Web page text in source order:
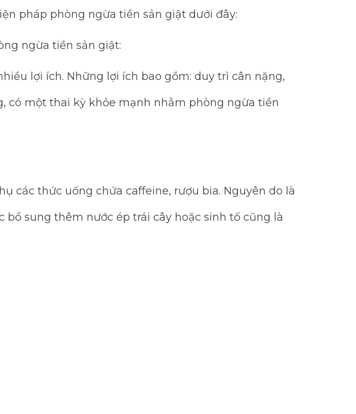
pháp phòng ngừa tiền sản giật dưới đây:
ngừa tiền sản giật:
lợi ích. Những lợi ích bao gồm: duy trì cân nặng,
có một thai kỳ khỏe mạnh nhằm phòng ngừa tiền
các thức uống chứa caffeine, rượu bia. Nguyên do là
sung thêm nước ép trái cây hoặc sinh tố cũng là